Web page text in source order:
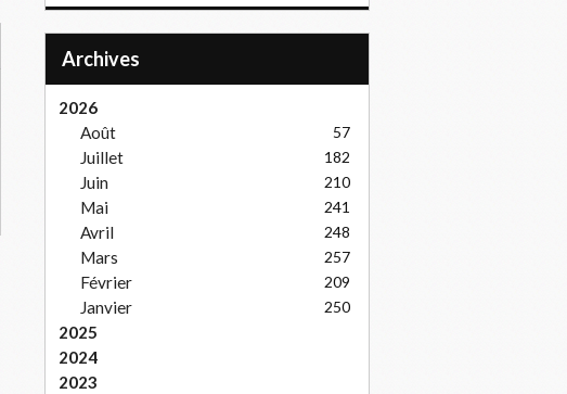
Archives
2026
Août
57
Juillet 182
Juin 210
Mai 241
Avril 248
Mars 257
Février 209
Janvier 250
2025
2024
2023